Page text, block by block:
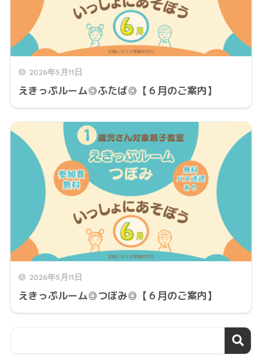
2026年5月11日
えきっぷルーム◎ふたば◎【６月のご案内】
2026年5月11日
えきっぷルーム◎つぼみ◎【６月のご案内】